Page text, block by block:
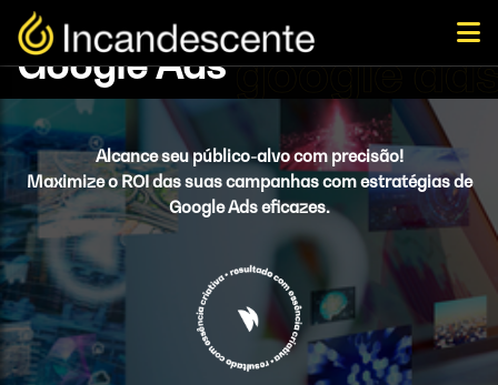
Google Ads
Alcance seu público-alvo com precisão!
Maximize o ROI das suas campanhas com estratégias de
Google Ads eficazes.